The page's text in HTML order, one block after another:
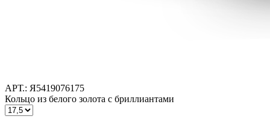
АРТ.: Я5419076175
Кольцо из белого золота с бриллиантами